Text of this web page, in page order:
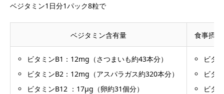
ベジタミン1日分1パック8粒で
ベジタミン含有量 食事摂
ビタミンB1：12mg（さつまいも約43本分）
ビタミンB2：12mg（アスパラガス約320本分）
ビタミンB12 ：17μg（卵約31個分）
ビタ
ビタ
ビタ